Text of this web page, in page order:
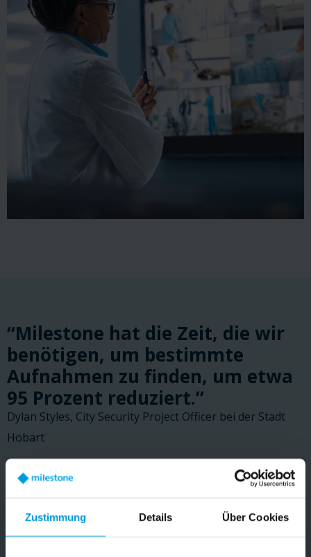
Zustimmung Details Über Cookies
“Milestone hat die Zeit, die wir
benötigen, um bestimmte
Aufnahmen zu finden, um etwa
95 Prozent reduziert.”
Dylan Styles, City Security Project Officer bei der Stadt
Hobart